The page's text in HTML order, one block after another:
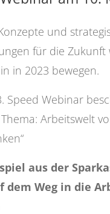
und
für die Zukunft
in 2023 bewegen.
Speed Webinar
Arbeitswelt
aus der
dem Weg in die